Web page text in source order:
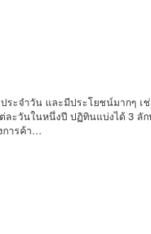
ะจำวัน และมีประโยชน์มากๆ เ
ต่ละวันในหนึ่งปี ปฏิทินแบ่งได้
การค้า…